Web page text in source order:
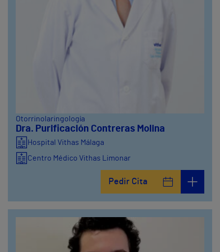
Otorrinolaringología
Dra. Purificación Contreras Molina
Hospital Vithas Málaga
Centro Médico Vithas Limonar
Pedir Cita